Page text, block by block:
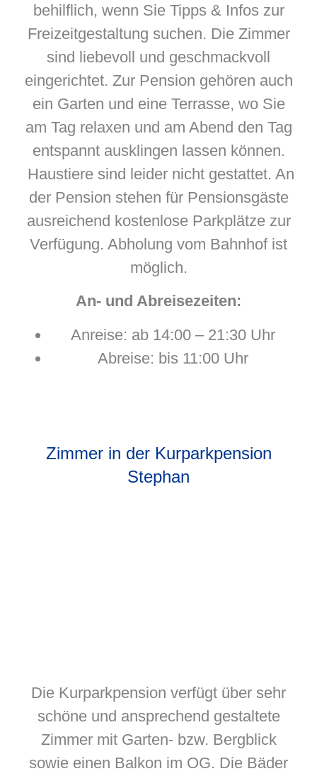
behilflich, wenn Sie Tipps & Infos zur
Freizeitgestaltung suchen. Die Zimmer
sind liebevoll und geschmackvoll
eingerichtet. Zur Pension gehören auch
ein Garten und eine Terrasse, wo Sie
am Tag relaxen und am Abend den Tag
entspannt ausklingen lassen können.
Haustiere sind leider nicht gestattet. An
der Pension stehen für Pensionsgäste
ausreichend kostenlose Parkplätze zur
Verfügung. Abholung vom Bahnhof ist
möglich.
An- und Abreisezeiten:
Anreise: ab 14:00 – 21:30 Uhr
Abreise: bis 11:00 Uhr
Zimmer in der Kurparkpension
Stephan
Die Kurparkpension verfügt über sehr
schöne und ansprechend gestaltete
Zimmer mit Garten- bzw. Bergblick
sowie einen Balkon im OG. Die Bäder